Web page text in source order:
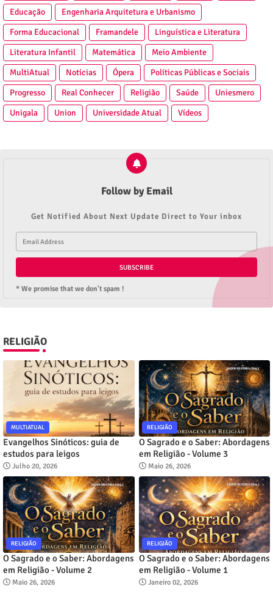
Educação
Engenharia Arquitetura e Urbanismo
Forma Educacional
Framandele
Linguística e Literatura
Literatura Infantil
Matemática
Meio Ambiente
MultiAtual
Notícias Ópera
Políticas Públicas e Sociais
Progresso
Real Conhecer Religião Saúde
Uniesmero
Unigala
Union Universidade Atual Vídeos
Follow by Email
Get Notified About Next Update Direct to Your inbox
* We promise that we don't spam !
RELIGIÃO
MULTIATUAL
Evangelhos Sinóticos: guia de
estudos para leigos
Julho 20, 2026
RELIGIÃO
O Sagrado e o Saber: Abordagens
em Religião - Volume 3
Maio 26, 2026
RELIGIÃO
O Sagrado e o Saber: Abordagens
em Religião - Volume 2
Maio 26, 2026
RELIGIÃO
O Sagrado e o Saber: Abordagens
em Religião - Volume 1
Janeiro 02, 2026